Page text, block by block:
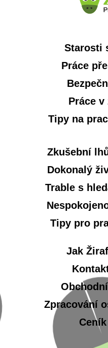
Starosti
Práce
Práce
Tipy na
Zkušební
Dokonalý
Trable s
Tipy pro
Jak
Zpracování